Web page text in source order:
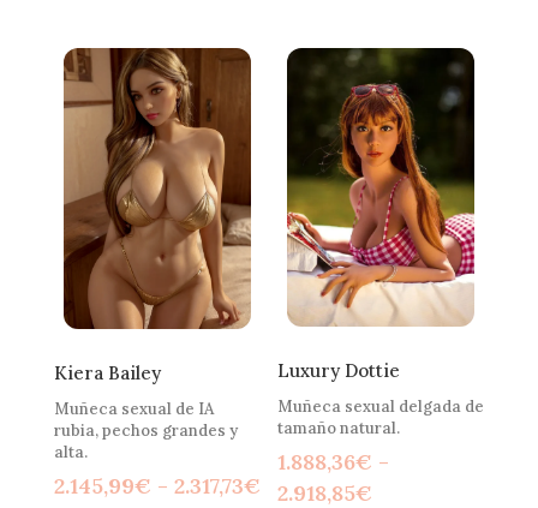
desde
2.145,99€
2.317,73€
Kiera Bailey
Muñeca sexual de IA
rubia, pechos grandes y
alta.
2.145,99€ - 2.317,73€Rango
Luxury Dottie
Muñeca sexual delgada de
tamaño natural.
1.888,36€ -
2.918,85€